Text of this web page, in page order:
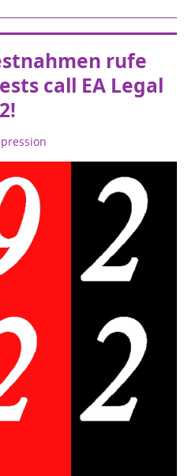
rufe
call EA Legal